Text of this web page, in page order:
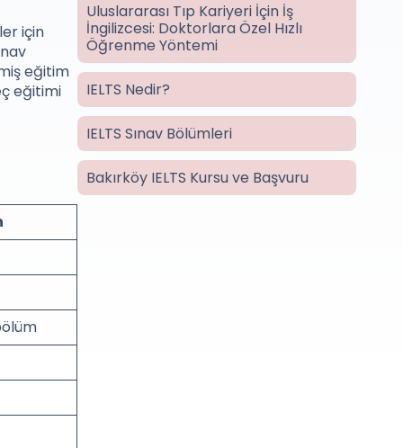
için
eğitim
eğitimi
Uluslararası Tıp Kariyeri İçin İş
İngilizcesi: Doktorlara Özel Hızlı
Öğrenme Yöntemi
IELTS Nedir?
IELTS Sınav Bölümleri
Bakırköy IELTS Kursu ve Başvuru